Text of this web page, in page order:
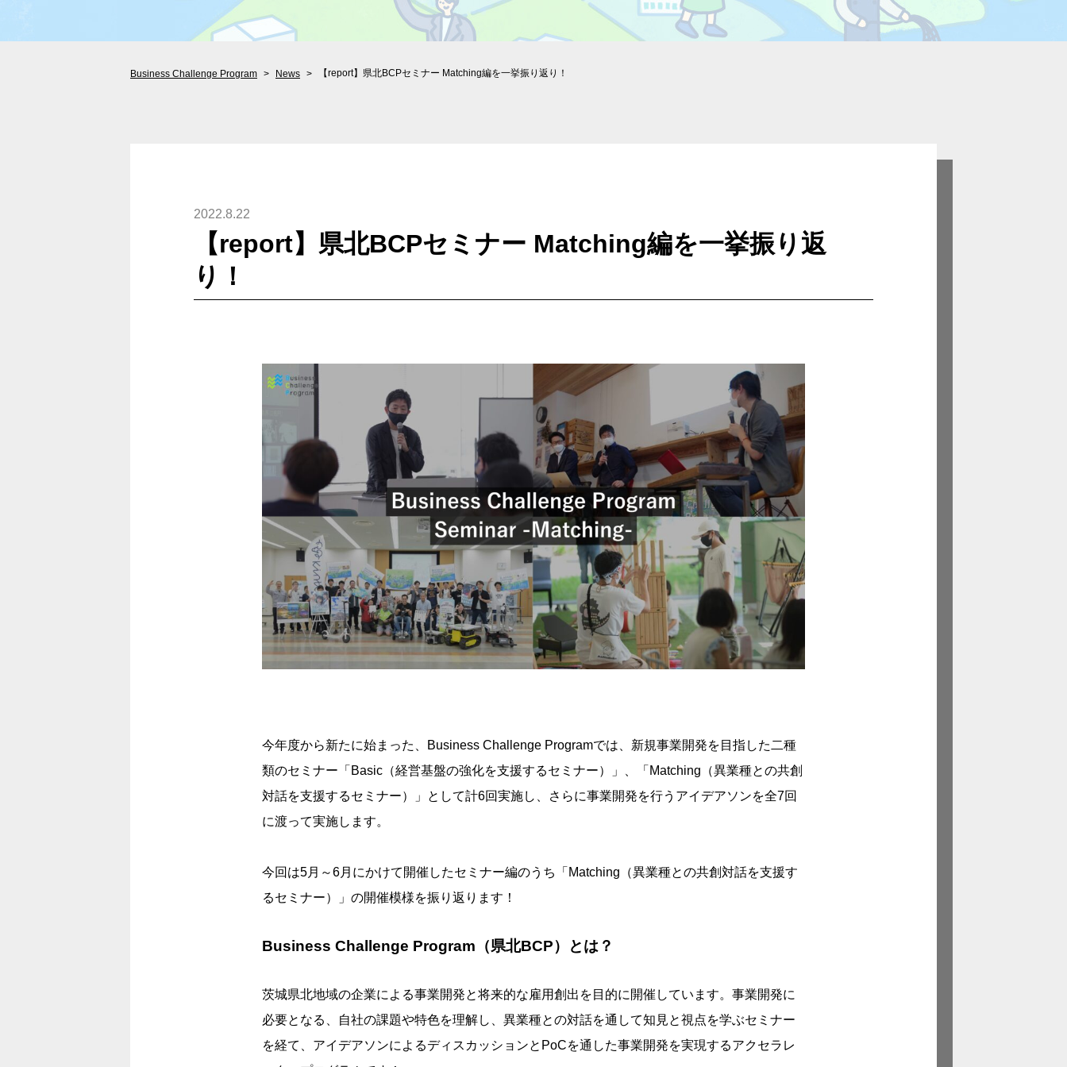
Business Challenge Program News 【report】県北BCPセミナー Matching編を一挙振り返り！
2022.8.22
【report】県北BCPセミナー Matching編を一挙振り返
り！
今年度から新たに始まった、Business Challenge Programでは、新規事業開発を目指した二種
類のセミナー「Basic（経営基盤の強化を支援するセミナー）」、「Matching（異業種との共創
対話を支援するセミナー）」として計6回実施し、さらに事業開発を行うアイデアソンを全7回
に渡って実施します。
今回は5月～6月にかけて開催したセミナー編のうち「Matching（異業種との共創対話を支援す
るセミナー）」の開催模様を振り返ります！
Business Challenge Program（県北BCP）とは？
茨城県北地域の企業による事業開発と将来的な雇用創出を目的に開催しています。事業開発に
必要となる、自社の課題や特色を理解し、異業種との対話を通して知見と視点を学ぶセミナー
を経て、アイデアソンによるディスカッションとPoCを通した事業開発を実現するアクセラレ